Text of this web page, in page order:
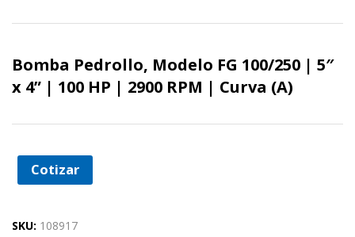
Bomba Pedrollo, Modelo FG 100/250 | 5″
x 4” | 100 HP | 2900 RPM | Curva (A)
Cotizar
SKU: 108917